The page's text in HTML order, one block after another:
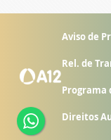
Aviso de
Rel. de
Programa
Direitos